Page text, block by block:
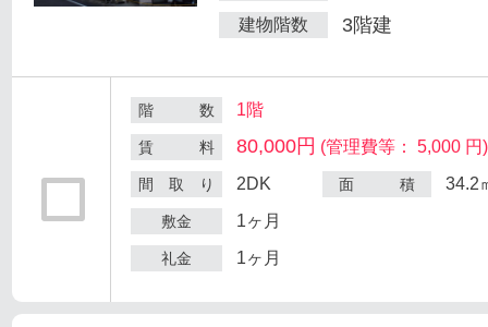
建物階数 3階建
階 数 1階
賃 料 80,000円 (管理費等： 5,000 円)
間 取 り 2DK 面 積 34.2
敷金 1ヶ月
礼金 1ヶ月